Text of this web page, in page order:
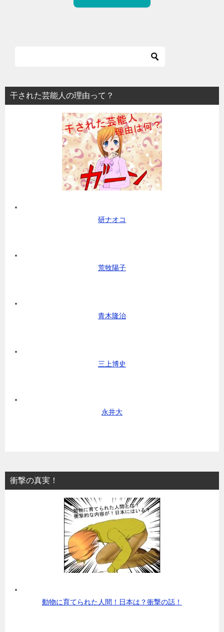
干された芸能人の理由って？
研ナオコ
荒牧陽子
青木隆治
三上博史
永井大
衝撃の真実！
動物に育てられた人間！日本は？衝撃の話！